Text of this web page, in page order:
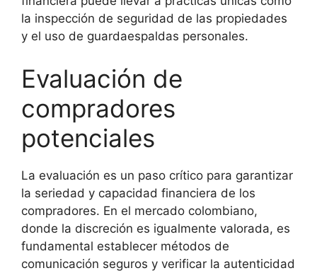
la inspección de seguridad de las propiedades
y el uso de guardaespaldas personales.
Evaluación de
compradores
potenciales
La evaluación es un paso crítico para garantizar
la seriedad y capacidad financiera de los
compradores. En el mercado colombiano,
donde la discreción es igualmente valorada, es
fundamental establecer métodos de
comunicación seguros y verificar la autenticidad